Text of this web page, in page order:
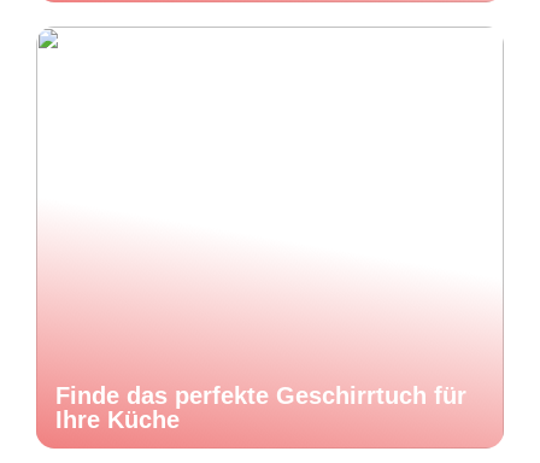
Finde das perfekte Geschirrtuch für
Ihre Küche